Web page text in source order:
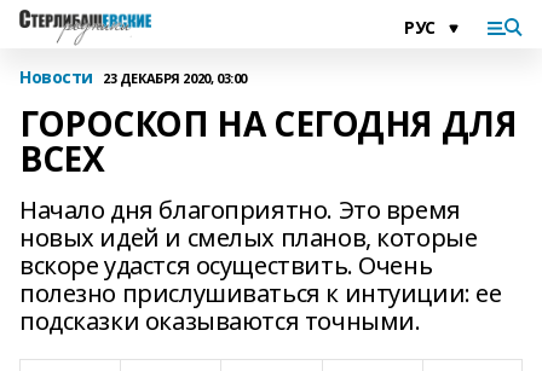
Новости 23 ДЕКАБРЯ 2020, 03:00
ГОРОСКОП НА СЕГОДНЯ ДЛЯ
ВСЕХ
Начало дня благоприятно. Это время
новых идей и смелых планов, которые
вскоре удастся осуществить. Очень
полезно прислушиваться к интуиции: ее
подсказки оказываются точными.